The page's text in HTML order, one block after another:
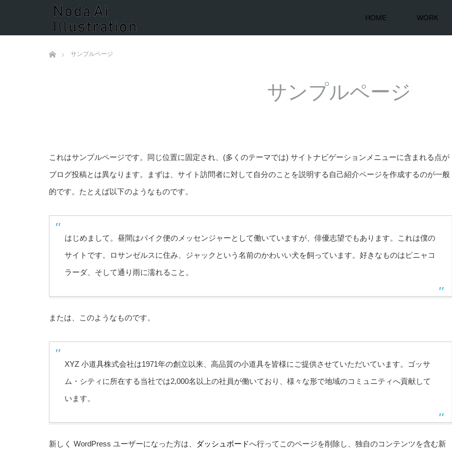
HOME WORK
サンプルページ
サンプルページ
これはサンプルページです。同じ位置に固定され、(多くのテーマでは) サイトナビゲーションメニューに含まれる点が
ブログ投稿とは異なります。まずは、サイト訪問者に対して自分のことを説明する自己紹介ページを作成するのが一般
的です。たとえば以下のようなものです。
はじめまして。昼間はバイク便のメッセンジャーとして働いていますが、俳優志望でもあります。これは僕の
サイトです。ロサンゼルスに住み、ジャックという名前のかわいい犬を飼っています。好きなものはピニャコ
ラーダ、そして通り雨に濡れること。
または、このようなものです。
XYZ 小道具株式会社は1971年の創立以来、高品質の小道具を皆様にご提供させていただいています。ゴッサ
ム・シティに所在する当社では2,000名以上の社員が働いており、様々な形で地域のコミュニティへ貢献して
います。
新しく WordPress ユーザーになった方は、 ダッシュボードへ行ってこのページを削除し、独自のコンテンツを含む新